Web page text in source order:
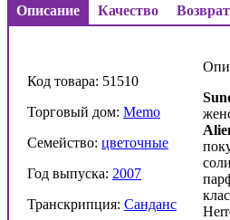
Описание Качество Возврат
Код товара: 51510
Торговый дом: Memo
Семейство: цветочные
Год выпуска: 2007
Транскрипция: Санданс